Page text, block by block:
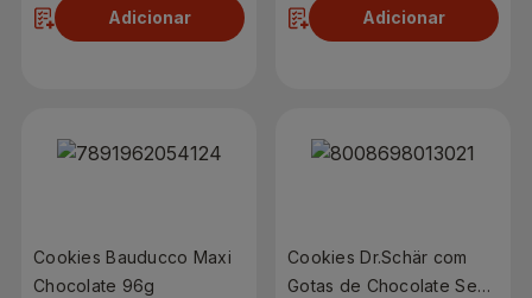
Adicionar Adicionar
Cookies Bauducco Maxi
Chocolate 96g
Cookies Dr.Schär com
Gotas de Chocolate Sem